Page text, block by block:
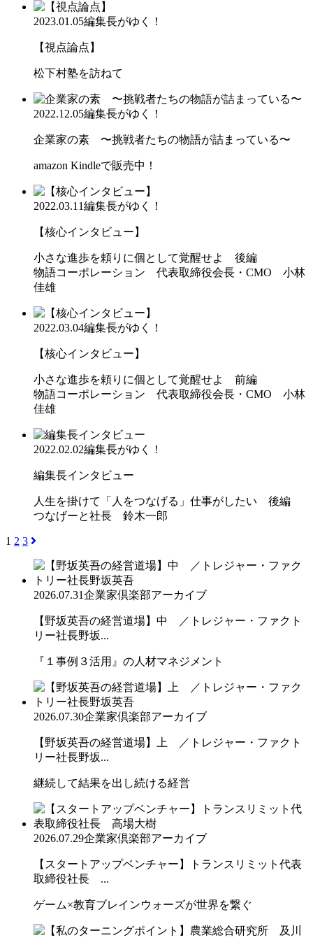
2023.01.05編集長がゆく！
【視点論点】
松下村塾を訪ねて
2022.12.05編集長がゆく！
企業家の素 〜挑戦者たちの物語が詰まっている〜
amazon Kindleで販売中！
2022.03.11編集長がゆく！
【核心インタビュー】
小さな進歩を頼りに個として覚醒せよ 後編
物語コーポレーション 代表取締役会長・CMO 小林
佳雄
2022.03.04編集長がゆく！
【核心インタビュー】
小さな進歩を頼りに個として覚醒せよ 前編
物語コーポレーション 代表取締役会長・CMO 小林
佳雄
2022.02.02編集長がゆく！
編集長インタビュー
人生を掛けて「人をつなげる」仕事がしたい 後編
つなげーと社長 鈴木一郎
1 2 3
2026.07.31企業家倶楽部アーカイブ
【野坂英吾の経営道場】中 ／トレジャー・ファクト
リー社長野坂...
『１事例３活用』の人材マネジメント
2026.07.30企業家倶楽部アーカイブ
【野坂英吾の経営道場】上 ／トレジャー・ファクト
リー社長野坂...
継続して結果を出し続ける経営
2026.07.29企業家倶楽部アーカイブ
【スタートアップベンチャー】トランスリミット代表
取締役社長 ...
ゲーム×教育ブレインウォーズが世界を繋ぐ